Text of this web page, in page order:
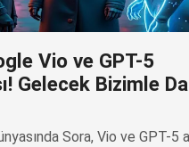
Vio ve GPT-5
Gelecek Bizimle
Sora, Vio ve GPT-5